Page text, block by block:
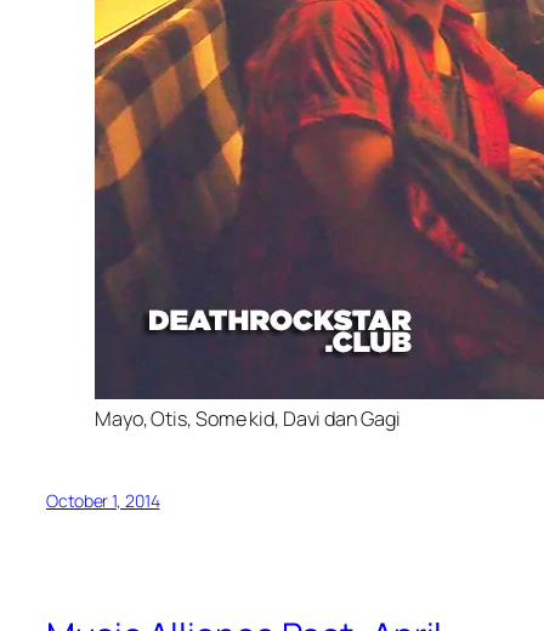
Mayo, Otis, Some kid, Davi dan Gagi
October 1, 2014